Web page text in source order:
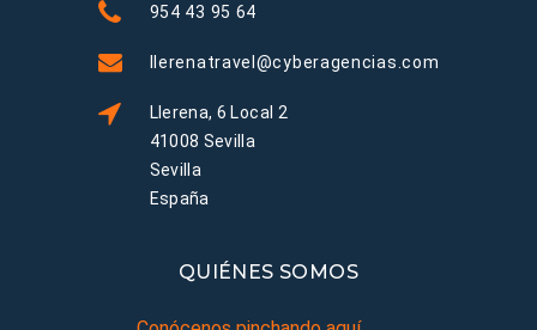
954 43 95 64
llerenatravel@cyberagencias.com
Llerena, 6 Local 2
41008 Sevilla
Sevilla
España
QUIÉNES SOMOS